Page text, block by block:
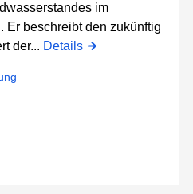
im
Er beschreibt den zukünftig
der... Details